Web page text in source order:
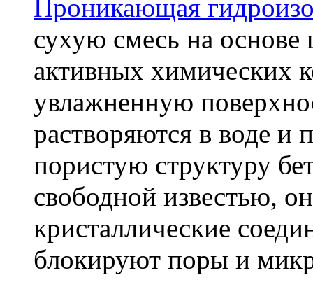
Проникающая
сухую смесь на основе
активных химических
увлажненную
растворяются в воде и
пористую структуру
свободной известью,
кристаллические
блокируют поры и